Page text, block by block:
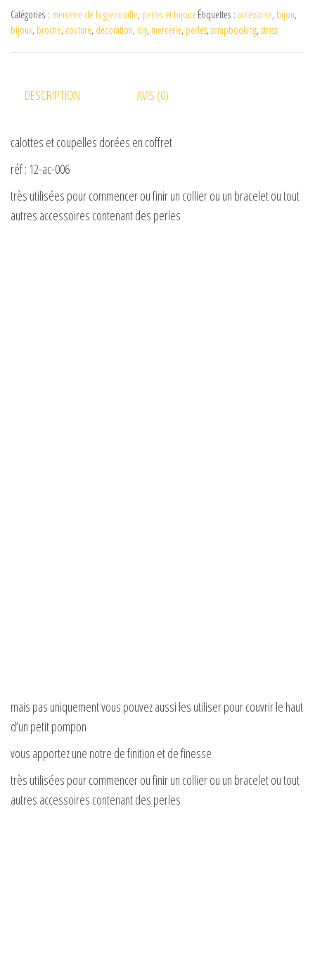
Catégories : mercerie de la grenouille, perles et bijoux Étiquettes : accessoire, bijou,
bijoux, broche, couture, décoration, diy, mercerie, perles, scrapbooking, strass
DESCRIPTION AVIS (0)
calottes et coupelles dorées en coffret
réf : 12-ac-006
très utilisées pour commencer ou finir un collier ou un bracelet ou tout
autres accessoires contenant des perles
mais pas uniquement vous pouvez aussi les utiliser pour couvrir le haut
d’un petit pompon
vous apportez une notre de finition et de finesse
très utilisées pour commencer ou finir un collier ou un bracelet ou tout
autres accessoires contenant des perles